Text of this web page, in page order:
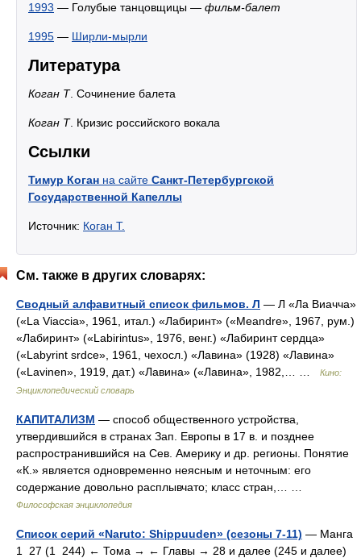
1993 — Голубые танцовщицы — фильм-балет
1995 — Ширли-мырли
Литература
Коган Т. Сочинение балета
Коган Т. Кризис российского вокала
Ссылки
Тимур Коган на сайте Санкт-Петербургской
Государственной Капеллы
Источник: Коган Т.
См. также в других словарях:
Сводный алфавитный список фильмов. Л — Л «Ла Виачча»
(«La Viaccia», 1961, итал.) «Лабиринт» («Meandre», 1967, рум.)
«Лабиринт» («Labirintus», 1976, венг.) «Лабиринт сердца»
(«Labyrint srdce», 1961, чехосл.) «Лавина» (1928) «Лавина»
(«Lavinen», 1919, дат.) «Лавина» («Лавина», 1982,… …
Кино:
Энциклопедический словарь
КАПИТАЛИЗМ — способ общественного устройства,
утвердившийся в странах Зап. Европы в 17 в. и позднее
распространившийся на Сев. Америку и др. регионы. Понятие
«К.» является одновременно неясным и неточным: его
содержание довольно расплывчато; класс стран,… …
Философская энциклопедия
Список серий «Naruto: Shippuuden» (сезоны 7-11) — Манга
1 27 (1 244) ← Тома → ← Главы → 28 и далее (245 и далее)